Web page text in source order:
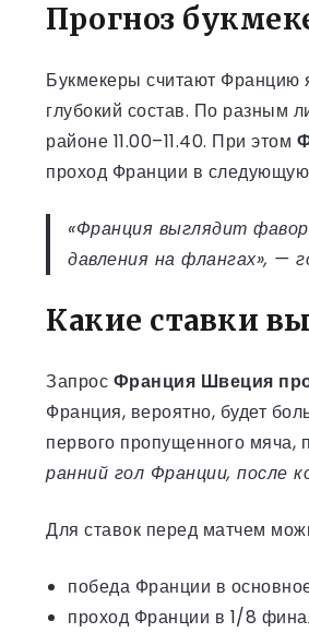
Прогноз
Букмекеры считают Францию
глубокий состав. По разным
районе 11.00–11.40. При этом
проход Франции в
«Франция выглядит
давления на флангах», —
Какие ставки
Запрос Франция Швеция
Франция, вероятно, будет
первого пропущенного мяча,
ранний гол Франции, после
Для ставок перед матчем
победа Франции в
проход Франции в 1/8